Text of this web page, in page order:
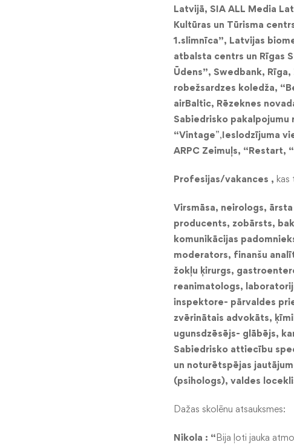
Latvijā, SIA ALL Media
Kultūras un Tūrisma
1.slimnīca”, Latvijas
atbalsta centrs un Rīgas
Ūdens”, Swedbank,
robežsardzes koledža,
airBaltic, Rēzeknes
Sabiedrisko pakalpojumu
“Vintage”,Ieslodzījuma
ARPC Zeimuļs, “Restart,
Profesijas/vakances , kas
Virsmāsa, neirologs,
producents, zobārsts,
komunikācijas
moderators, finanšu
žokļu ķirurgs,
reanimatologs,
inspektore- pārvaldes
zvērinātais advokāts,
ugunsdzēsējs- glābējs,
Sabiedrisko attiecību
un noturētspējas
(psihologs), valdes
Dažas skolēnu atsauksmes:
Nikola : “Bija ļoti jauka